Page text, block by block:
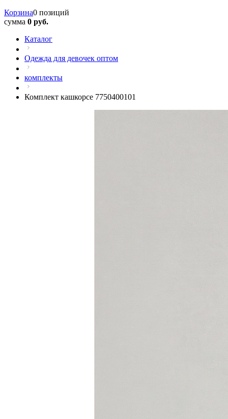
Корзина0 позиций
сумма 0 руб.
Каталог
Одежда для девочек оптом
комплекты
Комплект кашкорсе 7750400101